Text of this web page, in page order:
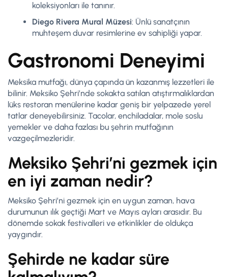
koleksiyonları ile tanınır.
Diego Rivera Mural Müzesi: Ünlü sanatçının
muhteşem duvar resimlerine ev sahipliği yapar.
Gastronomi Deneyimi
Meksika mutfağı, dünya çapında ün kazanmış lezzetleri ile
bilinir. Meksiko Şehri’nde sokakta satılan atıştırmalıklardan
lüks restoran menülerine kadar geniş bir yelpazede yerel
tatlar deneyebilirsiniz. Tacolar, enchiladalar, mole soslu
yemekler ve daha fazlası bu şehrin mutfağının
vazgeçilmezleridir.
Meksiko Şehri’ni gezmek için
en iyi zaman nedir?
Meksiko Şehri’ni gezmek için en uygun zaman, hava
durumunun ılık geçtiği Mart ve Mayıs ayları arasıdır. Bu
dönemde sokak festivalleri ve etkinlikler de oldukça
yaygındır.
Şehirde ne kadar süre